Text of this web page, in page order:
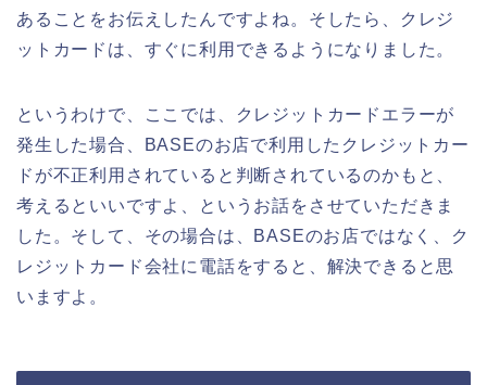
あることをお伝えしたんですよね。そしたら、クレジ
ットカードは、すぐに利用できるようになりました。
というわけで、ここでは、クレジットカードエラーが
発生した場合、BASEのお店で利用したクレジットカー
ドが不正利用されていると判断されているのかもと、
考えるといいですよ、というお話をさせていただきま
した。そして、その場合は、BASEのお店ではなく、ク
レジットカード会社に電話をすると、解決できると思
いますよ。